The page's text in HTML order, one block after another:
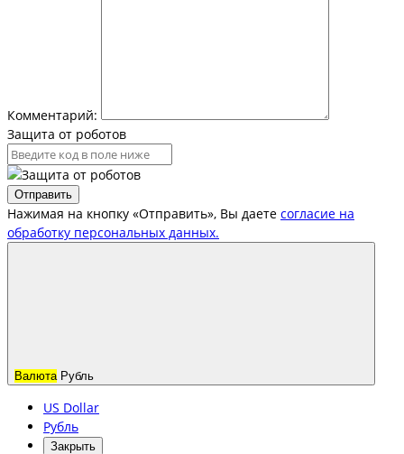
Комментарий:
Защита от роботов
Отправить
Нажимая на кнопку «Отправить», Вы даете согласие на
обработку персональных данных.
Валюта Рубль
US Dollar
Рубль
Закрыть